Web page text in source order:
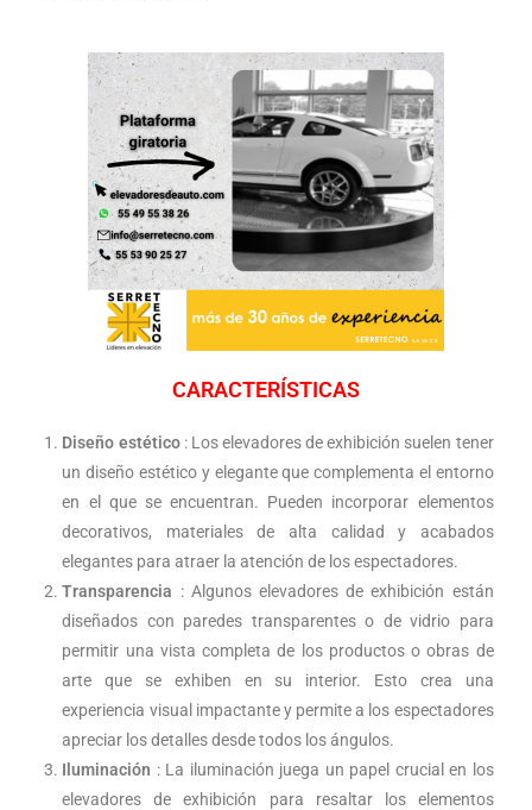
CARACTERÍSTICAS
Diseño estético: Los elevadores de exhibición suelen tener
un diseño estético y elegante que complementa el entorno
en el que se encuentran. Pueden incorporar elementos
decorativos, materiales de alta calidad y acabados
elegantes para atraer la atención de los espectadores.
Transparencia : Algunos elevadores de exhibición están
diseñados con paredes transparentes o de vidrio para
permitir una vista completa de los productos o obras de
arte que se exhiben en su interior. Esto crea una
experiencia visual impactante y permite a los espectadores
apreciar los detalles desde todos los ángulos.
Iluminación : La iluminación juega un papel crucial en los
elevadores de exhibición para resaltar los elementos